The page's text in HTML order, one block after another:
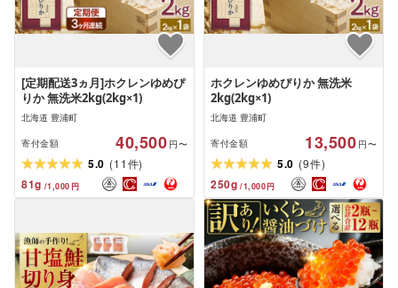
[定期配送3ヵ月]ホクレンゆめぴ
りか 無洗米2kg(2kg×1)
北海道 豊浦町
寄付金額 40,500 円〜
5.0 (11件)
81g /1,000 円
ホクレンゆめぴりか 無洗米
2kg(2kg×1)
北海道 豊浦町
寄付金額 13,500 円〜
5.0 (9件)
250g /1,000円